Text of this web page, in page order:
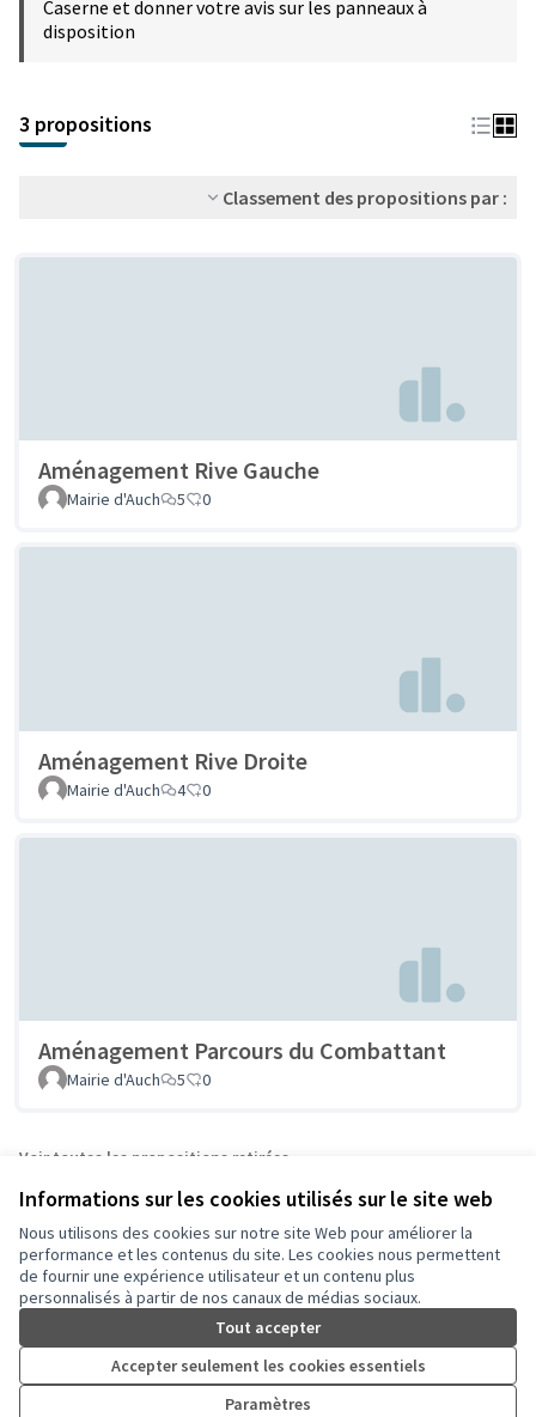
Informations sur les cookies utilisés sur le site web
Nous utilisons des cookies sur notre site Web pour améliorer la
performance et les contenus du site. Les cookies nous permettent
de fournir une expérience utilisateur et un contenu plus
personnalisés à partir de nos canaux de médias sociaux.
Tout accepter
Accepter seulement les cookies essentiels
Paramètres
Caserne et donner votre avis sur les panneaux à
disposition
3 propositions
Classement des propositions par :
Aménagement Rive Gauche
Mairie d'Auch 5 0
Aménagement Rive Droite
Mairie d'Auch 4 0
Aménagement Parcours du Combattant
Mairie d'Auch 5 0
Voir toutes les propositions retirées
Conditions d'utilisation
Paramètres des cookies
Auch - Agir pour ma ville sur Facebook
(Lien externe)
Auch - Agir pour ma ville sur Instagram
Licence
(Lien